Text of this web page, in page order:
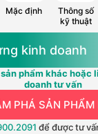
Mặc định
Thông số
kỹ thuật
kinh doanh
phẩm khác hoặc
doanh tư vấn
PHÁ SẢN PHẨM
để được tư